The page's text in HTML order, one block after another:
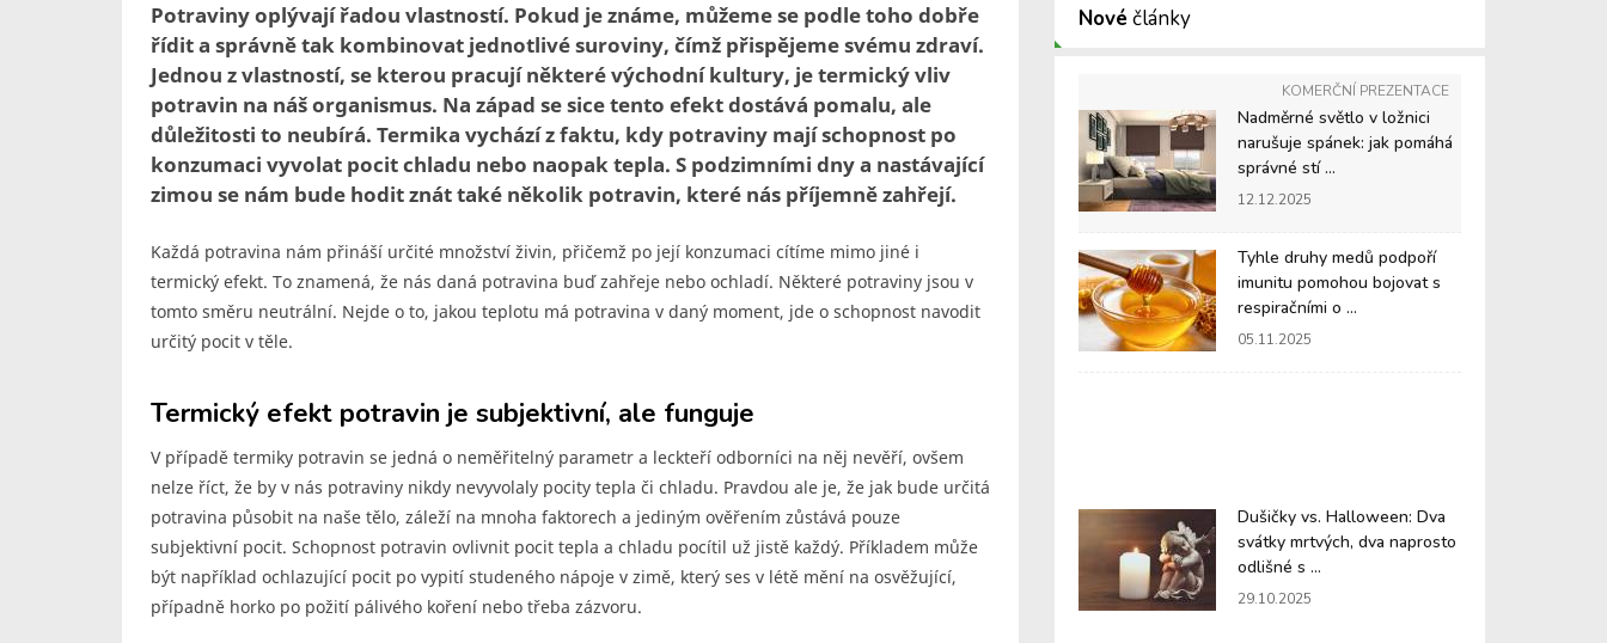
Potraviny oplývají řadou vlastností. Pokud je známe, můžeme se podle toho dobře
řídit a správně tak kombinovat jednotlivé suroviny, čímž přispějeme svému zdraví.
Jednou z vlastností, se kterou pracují některé východní kultury, je termický vliv
potravin na náš organismus. Na západ se sice tento efekt dostává pomalu, ale
důležitosti to neubírá. Termika vychází z faktu, kdy potraviny mají schopnost po
konzumaci vyvolat pocit chladu nebo naopak tepla. S podzimními dny a nastávající
zimou se nám bude hodit znát také několik potravin, které nás příjemně zahřejí.
Každá potravina nám přináší určité množství živin, přičemž po její konzumaci cítíme mimo jiné i
termický efekt. To znamená, že nás daná potravina buď zahřeje nebo ochladí. Některé potraviny jsou v
tomto směru neutrální. Nejde o to, jakou teplotu má potravina v daný moment, jde o schopnost navodit
určitý pocit v těle.
Termický efekt potravin je subjektivní, ale funguje
V případě termiky potravin se jedná o neměřitelný parametr a leckteří odborníci na něj nevěří, ovšem
nelze říct, že by v nás potraviny nikdy nevyvolaly pocity tepla či chladu. Pravdou ale je, že jak bude určitá
potravina působit na naše tělo, záleží na mnoha faktorech a jediným ověřením zůstává pouze
subjektivní pocit. Schopnost potravin ovlivnit pocit tepla a chladu pocítil už jistě každý. Příkladem může
být například ochlazující pocit po vypití studeného nápoje v zimě, který ses v létě mění na osvěžující,
případně horko po požití pálivého koření nebo třeba zázvoru.
Nové články
KOMERČNÍ PREZENTACE
Nadměrné světlo v ložnici
narušuje spánek: jak pomáhá
správné stí ...
12.12.2025
Tyhle druhy medů podpoří
imunitu pomohou bojovat s
respiračními o ...
05.11.2025
Dušičky vs. Halloween: Dva
svátky mrtvých, dva naprosto
odlišné s ...
29.10.2025